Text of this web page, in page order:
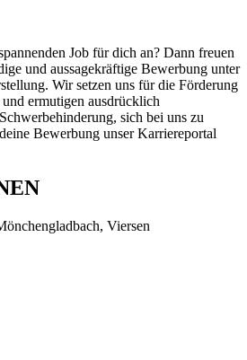
Job für dich an? Dann freuen
und aussagekräftige Bewerbung unter
Wir setzen uns für die Förderung
ermutigen ausdrücklich
sich bei uns zu
Bewerbung unser Karriereportal
Viersen